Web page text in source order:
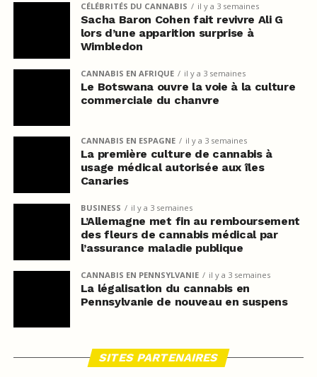
CÉLÉBRITÉS DU CANNABIS il y a 3 semaines
Sacha Baron Cohen fait revivre Ali G
lors d’une apparition surprise à
Wimbledon
CANNABIS EN AFRIQUE il y a 3 semaines
Le Botswana ouvre la voie à la culture
commerciale du chanvre
CANNABIS EN ESPAGNE il y a 3 semaines
La première culture de cannabis à
usage médical autorisée aux îles
Canaries
BUSINESS il y a 3 semaines
L’Allemagne met fin au remboursement
des fleurs de cannabis médical par
l’assurance maladie publique
CANNABIS EN PENNSYLVANIE il y a 3 semaines
La légalisation du cannabis en
Pennsylvanie de nouveau en suspens
SITES PARTENAIRES